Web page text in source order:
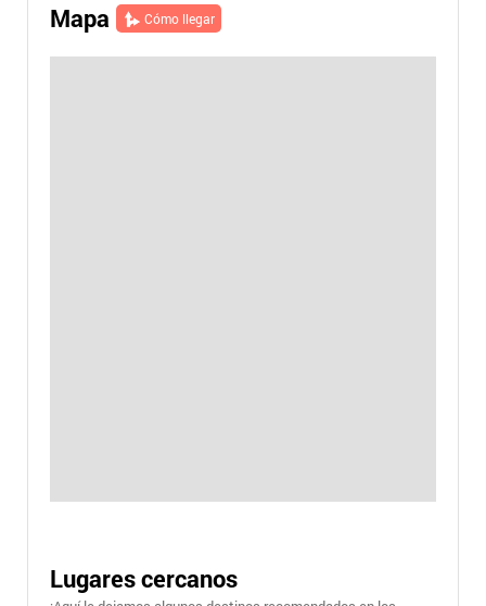
Mapa Cómo llegar
Lugares cercanos